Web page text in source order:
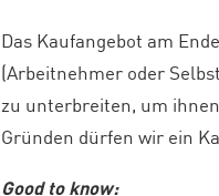
Das Kaufangebot am
(Arbeitnehmer oder
zu unterbreiten, um
Gründen dürfen wir ein
Good to know: